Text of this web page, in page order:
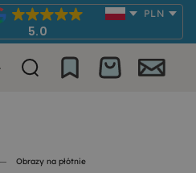
5.0
PLN
Obrazy na płótnie